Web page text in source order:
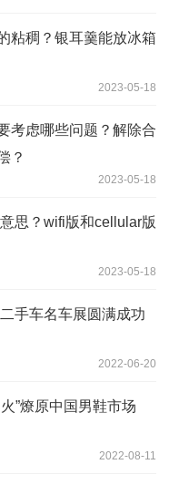
粘稠？银耳羹能放冰箱
2023-05-18
考虑哪些问题？解除合
？
2023-05-18
思？wifi版和cellular版
2023-05-18
手车名车展圆满成功
2022-06-20
”燎原中国男鞋市场
2022-08-11